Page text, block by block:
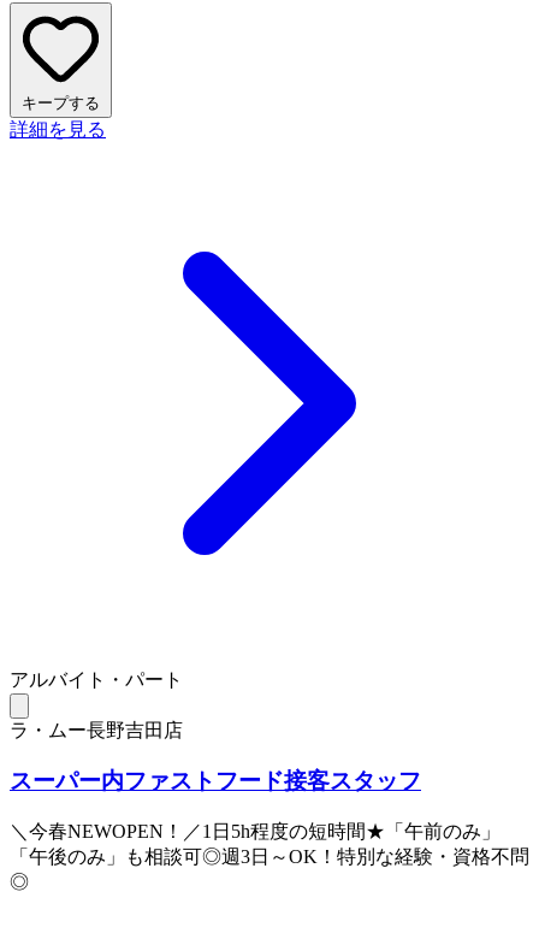
キープする
詳細を見る
アルバイト・パート
ラ・ムー長野吉田店
スーパー内ファストフード接客スタッフ
＼今春NEWOPEN！／1日5h程度の短時間★「午前のみ」
「午後のみ」も相談可◎週3日～OK！特別な経験・資格不問
◎